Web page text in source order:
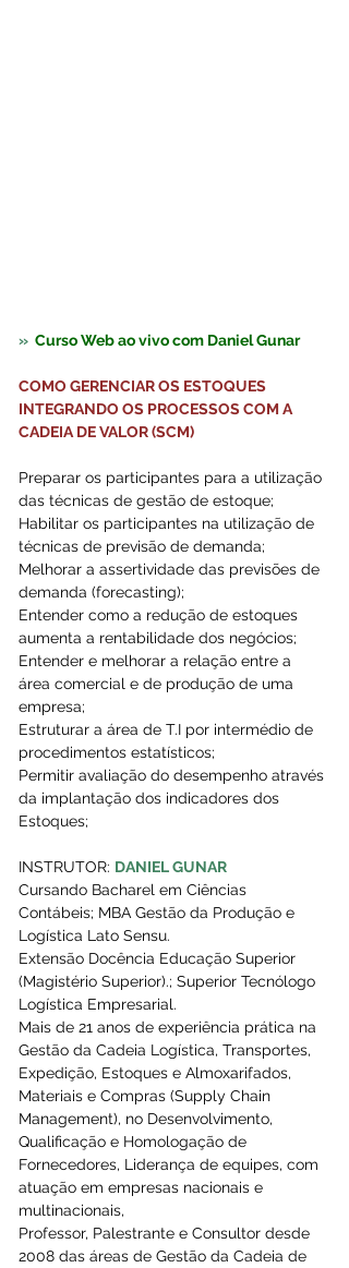
» Curso Web ao vivo com Daniel Gunar
COMO GERENCIAR OS ESTOQUES
INTEGRANDO OS PROCESSOS COM A
CADEIA DE VALOR (SCM)
Preparar os participantes para a utilização
das técnicas de gestão de estoque;
Habilitar os participantes na utilização de
técnicas de previsão de demanda;
Melhorar a assertividade das previsões de
demanda (forecasting);
Entender como a redução de estoques
aumenta a rentabilidade dos negócios;
Entender e melhorar a relação entre a
área comercial e de produção de uma
empresa;
Estruturar a área de T.I por intermédio de
procedimentos estatísticos;
Permitir avaliação do desempenho através
da implantação dos indicadores dos
Estoques;
INSTRUTOR: DANIEL GUNAR
Cursando Bacharel em Ciências
Contábeis; MBA Gestão da Produção e
Logística Lato Sensu.
Extensão Docência Educação Superior
(Magistério Superior).; Superior Tecnólogo
Logística Empresarial.
Mais de 21 anos de experiência prática na
Gestão da Cadeia Logística, Transportes,
Expedição, Estoques e Almoxarifados,
Materiais e Compras (Supply Chain
Management), no Desenvolvimento,
Qualificação e Homologação de
Fornecedores, Liderança de equipes, com
atuação em empresas nacionais e
multinacionais,
Professor, Palestrante e Consultor desde
2008 das áreas de Gestão da Cadeia de